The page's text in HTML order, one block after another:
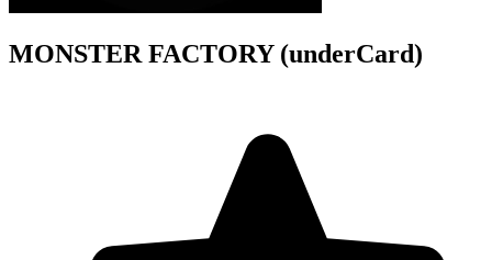
MONSTER FACTORY (underCard)